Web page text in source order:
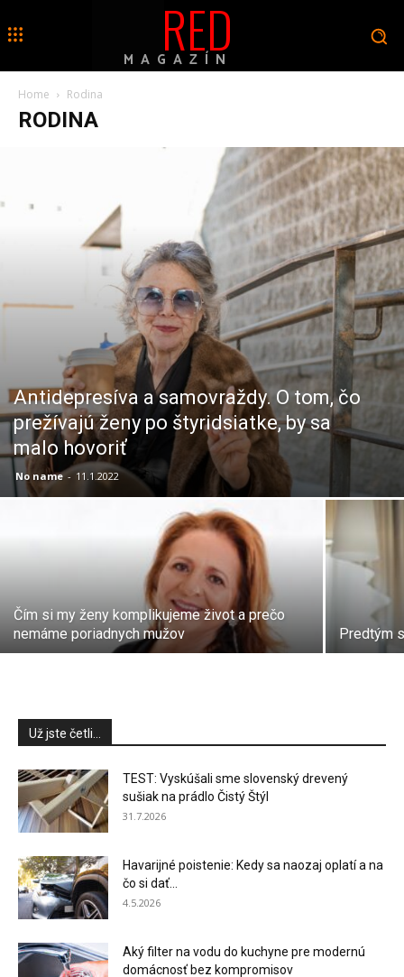
RED
MAGAZÍN
Home Rodina
RODINA
Antidepresíva a samovraždy. O tom, čo
prežívajú ženy po štyridsiatke, by sa
malo hovoriť
No name - 11.1.2022
Čím si my ženy komplikujeme život a prečo
nemáme poriadnych mužov
Predtým
Už jste četli...
TEST: Vyskúšali sme slovenský drevený
sušiak na prádlo Čistý Štýl
31.7.2026
Havarijné poistenie: Kedy sa naozaj oplatí a na
čo si dať...
4.5.2026
Aký filter na vodu do kuchyne pre modernú
domácnosť bez kompromisov